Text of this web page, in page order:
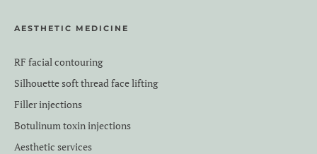
AESTHETIC MEDICINE
RF facial contouring
Silhouette soft thread face lifting
Filler injections
Botulinum toxin injections
Aesthetic services